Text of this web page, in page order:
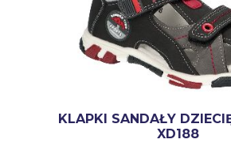
KLAPKI SANDAŁY
XD188